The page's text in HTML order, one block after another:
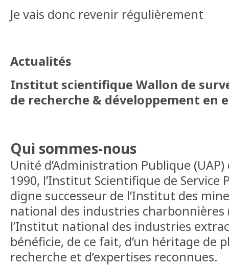
Je vais donc revenir régulièrement
Actualités
Institut scientifique Wallon de
de recherche & développement en
Qui sommes-nous
Unité d’Administration Publique
1990, l’Institut Scientifique de Service
digne successeur de l’Institut des
national des industries charbonnières
l’Institut national des industries
bénéficie, de ce fait, d’un héritage de
recherche et d’expertises reconnues.